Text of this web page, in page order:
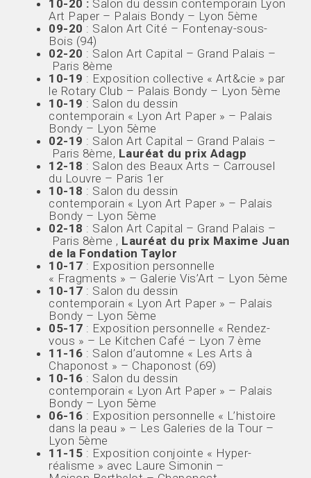
10-20 : Salon du dessin contemporain Lyon
Art Paper – Palais Bondy – Lyon 5ème
09-20 : Salon Art Cité – Fontenay-sous-
Bois (94)
02-20 : Salon Art Capital – Grand Palais –
Paris 8ème
10-19 : Exposition collective « Art&cie » par
le Rotary Club – Palais Bondy – Lyon 5ème
10-19 : Salon du dessin
contemporain « Lyon Art Paper » – Palais
Bondy – Lyon 5ème
02-19 : Salon Art Capital – Grand Palais –
Paris 8ème, Lauréat du prix Adagp
12-18 : Salon des Beaux Arts – Carrousel
du Louvre – Paris 1er
10-18 : Salon du dessin
contemporain « Lyon Art Paper » – Palais
Bondy – Lyon 5ème
02-18 : Salon Art Capital – Grand Palais –
Paris 8ème , Lauréat du prix Maxime Juan
de la Fondation Taylor
10-17 : Exposition personnelle
« Fragments » – Galerie Vis’Art – Lyon 5ème
10-17 : Salon du dessin
contemporain « Lyon Art Paper » – Palais
Bondy – Lyon 5ème
05-17 : Exposition personnelle « Rendez-
vous » – Le Kitchen Café – Lyon 7 ème
11-16 : Salon d’automne « Les Arts à
Chaponost » – Chaponost (69)
10-16 : Salon du dessin
contemporain « Lyon Art Paper » – Palais
Bondy – Lyon 5ème
06-16 : Exposition personnelle « L’histoire
dans la peau » – Les Galeries de la Tour –
Lyon 5ème
11-15 : Exposition conjointe « Hyper-
réalisme » avec Laure Simonin –